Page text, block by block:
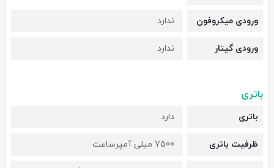
ورودی میکروفون ندارد
ورودی گیتار ندارد
باتری
باتری دارد
ظرفیت باتری 7500 میلی آمپرساعت